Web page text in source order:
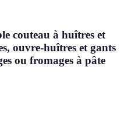
couteau à huîtres et
ouvre-huîtres et gants
ou fromages à pâte